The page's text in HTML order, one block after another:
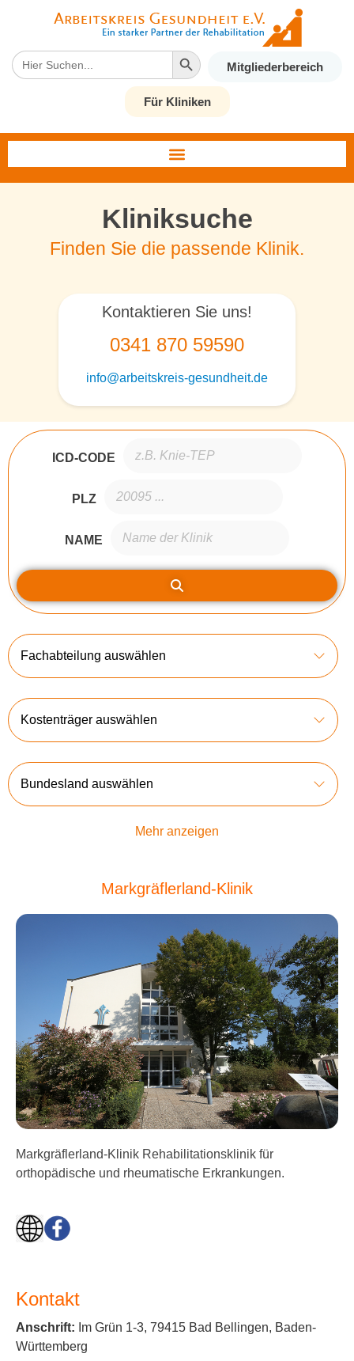
Search
for:
Search Button
Mitgliederbereich
Für Kliniken
Kliniksuche
Finden Sie die passende Klinik.
Kontaktieren Sie uns!
0341 870 59590
info@arbeitskreis-gesundheit.de
ICD-CODE
PLZ
NAME
Fachabteilung auswählen
Kostenträger auswählen
Bundesland auswählen
Mehr anzeigen
Markgräflerland-Klinik
Markgräflerland-Klinik Rehabilitationsklinik für
orthopädische und rheumatische Erkrankungen.
Kontakt
Anschrift: Im Grün 1-3, 79415 Bad Bellingen, Baden-
Württemberg